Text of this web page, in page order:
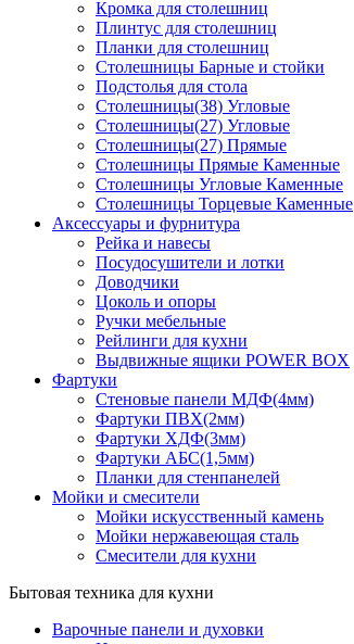
Кромка для столешниц
Плинтус для столешниц
Планки для столешниц
Столешницы Барные и стойки
Подстолья для стола
Столешницы(38) Угловые
Столешницы(27) Угловые
Столешницы(27) Прямые
Столешницы Прямые Каменные
Столешницы Угловые Каменные
Столешницы Торцевые Каменные
Аксессуары и фурнитура
Рейка и навесы
Посудосушители и лотки
Доводчики
Цоколь и опоры
Ручки мебельные
Рейлинги для кухни
Выдвижные ящики POWER BOX
Фартуки
Стеновые панели МДФ(4мм)
Фартуки ПВХ(2мм)
Фартуки ХДФ(3мм)
Фартуки АБС(1,5мм)
Планки для стенпанелей
Мойки и смесители
Мойки искусственный камень
Мойки нержавеющая сталь
Смесители для кухни
Бытовая техника для кухни
Варочные панели и духовки